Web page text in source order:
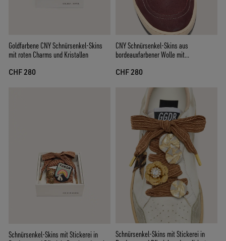
Goldfarbene CNY Schnürsenkel-Skins
mit roten Charms und Kristallen
CHF 280
CNY Schnürsenkel-Skins aus
bordeauxfarbener Wolle mit
CHF 280
Schnürsenkel-Skins mit Stickerei in
Schnürsenkel-Skins mit Stickerei in